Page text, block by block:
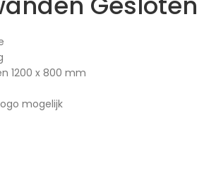
1200 x 800 mm
mogelijk